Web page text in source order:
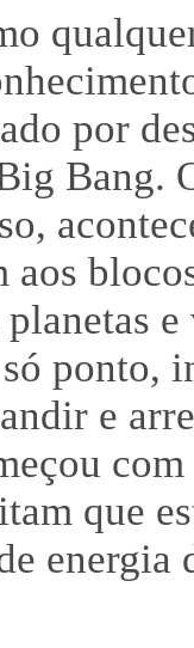
por
Bang.
aos
planetas
ponto,
e
que
energia